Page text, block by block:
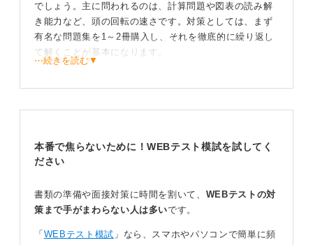
でしょう。主に問われるのは、計算問題や図表の読み解
き能力など、頭の回転の速さです。対策としては、まず
有名な問題集を1～2冊購入し、それを徹底的に繰り返し
て解くことが基本になります。
で評判の良いものを聞き、最低でも3周は繰り返すことを
時間を測りながらが効果的！ 苦手を重点的に復習し
ていこう
特にSPIであれば、「決定版」のような問題集が広く知
られています。キャリアセンターには詳しい人がいるの
で、相談して自分に合った一冊を見つけるのが効果的で
す。
⋯続きを読む▼
本番で焦らないために！WEBテスト模試を試してく
ださい
書類の準備や面接対策に時間を割いて、 WEBテストの対
策まで手がまわらない人は多いです。
「 WEBテスト模試 」なら、スマホやパソコンで簡単に頻